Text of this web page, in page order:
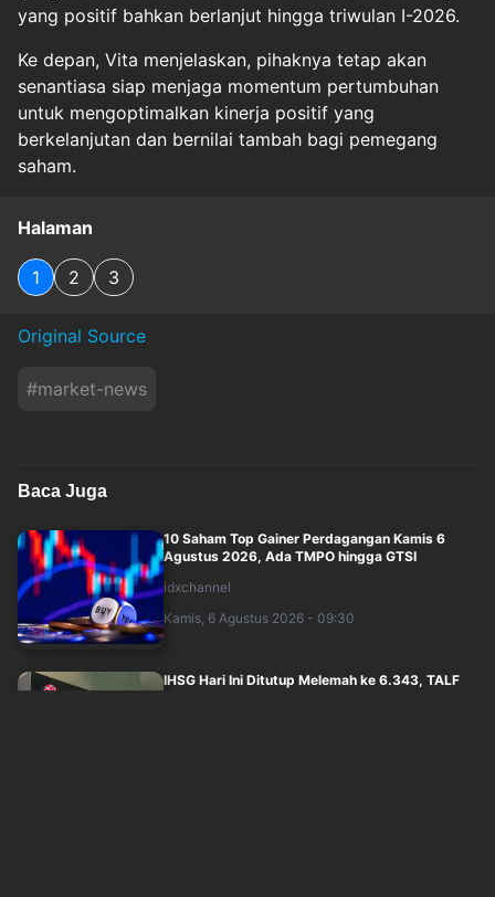
yang positif bahkan berlanjut hingga triwulan I-2026.
Ke depan, Vita menjelaskan, pihaknya tetap akan
senantiasa siap menjaga momentum pertumbuhan
untuk mengoptimalkan kinerja positif yang
berkelanjutan dan bernilai tambah bagi pemegang
saham.
Halaman
1 2 3
Original Source
#market-news
Baca Juga
10 Saham Top Gainer Perdagangan Kamis 6
Agustus 2026, Ada TMPO hingga GTSI
idxchannel
Kamis, 6 Agustus 2026 - 09:30
IHSG Hari Ini Ditutup Melemah ke 6.343, TALF